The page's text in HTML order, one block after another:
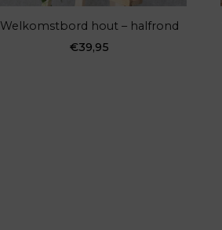
Welkomstbord hout – halfrond
€39,95